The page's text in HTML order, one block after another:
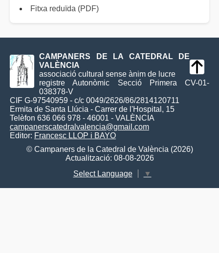
Fitxa reduïda (PDF)
CAMPANERS DE LA CATEDRAL DE
VALÈNCIA
associació cultural sense ànim de lucre
registre Autonòmic Secció Primera CV-01-
038378-V
CIF G-97540959 - c/c 0049/2626/86/2814120711
Ermita de Santa Llúcia - Carrer de l'Hospital, 15
Telèfon 636 066 978 - 46001 - VALÈNCIA
campanerscatedralvalencia@gmail.com
Editor: Francesc LLOP i BAYO
© Campaners de la Catedral de València (2026)
Actualització: 08-08-2026
Select Language
▼